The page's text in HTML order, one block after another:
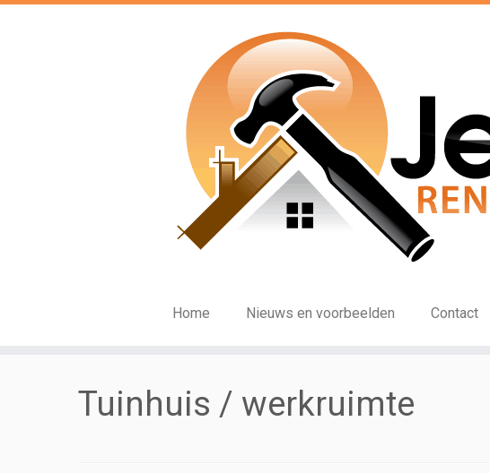
Ga
Home Nieuws en voorbeelden Contact
Tuinhuis / werkruimte